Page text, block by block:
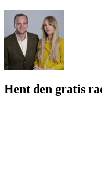
Hent den gratis